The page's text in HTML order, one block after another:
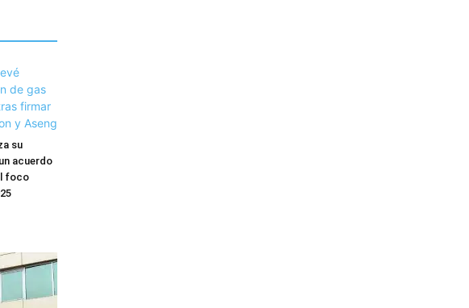
su
acuerdo
foco